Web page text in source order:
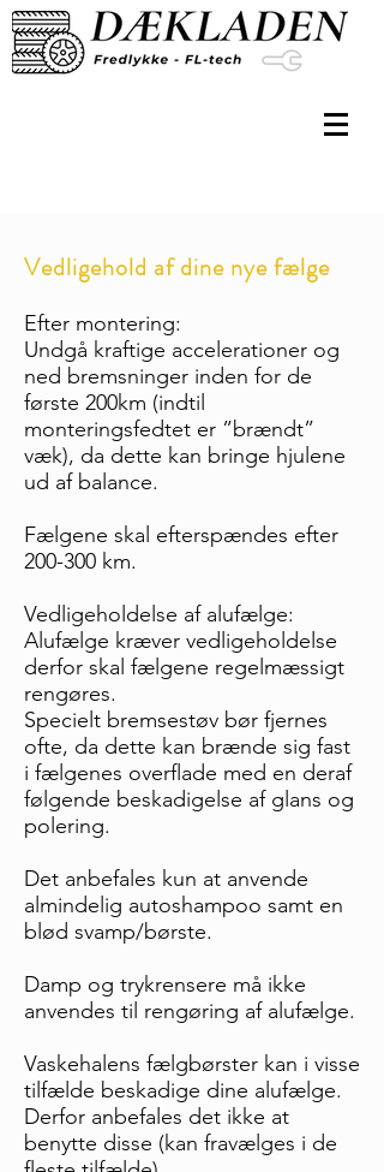
Vedligehold af dine nye fælge
Efter montering:
Undgå kraftige accelerationer og
ned bremsninger inden for de
første 200km (indtil
monteringsfedtet er ”brændt”
væk), da dette kan bringe hjulene
ud af balance.
Fælgene skal efterspændes efter
200-300 km.
Vedligeholdelse af alufælge:
Alufælge kræver vedligeholdelse
derfor skal fælgene regelmæssigt
rengøres.
Specielt bremsestøv bør fjernes
ofte, da dette kan brænde sig fast
i fælgenes overflade med en deraf
følgende beskadigelse af glans og
polering.
Det anbefales kun at anvende
almindelig autoshampoo samt en
blød svamp/børste.
Damp og trykrensere må ikke
anvendes til rengøring af alufælge.
Vaskehalens fælgbørster kan i visse
tilfælde beskadige dine alufælge.
Derfor anbefales det ikke at
benytte disse (kan fravælges i de